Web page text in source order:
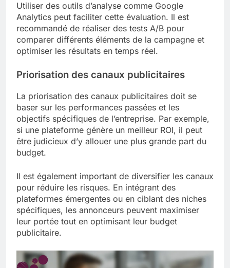
Utiliser des outils d’analyse comme Google
Analytics peut faciliter cette évaluation. Il est
recommandé de réaliser des tests A/B pour
comparer différents éléments de la campagne et
optimiser les résultats en temps réel.
Priorisation des canaux publicitaires
La priorisation des canaux publicitaires doit se
baser sur les performances passées et les
objectifs spécifiques de l’entreprise. Par exemple,
si une plateforme génère un meilleur ROI, il peut
être judicieux d’y allouer une plus grande part du
budget.
Il est également important de diversifier les canaux
pour réduire les risques. En intégrant des
plateformes émergentes ou en ciblant des niches
spécifiques, les annonceurs peuvent maximiser
leur portée tout en optimisant leur budget
publicitaire.